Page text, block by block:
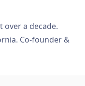
a decade.
Co-founder &